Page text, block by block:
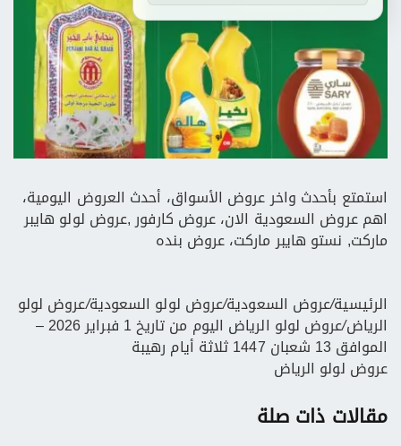
استمتع بأحدث واخر عروض الأسواق، أحدث العروض اليومية،
اهم عروض السعودية الان، عروض كارفور ,عروض لولو هايبر
ماركت, نستو هايبر ماركت، عروض بنده
الرئيسية/عروض السعودية/عروض لولو السعودية/عروض لولو
الرياض/ عروض لولو الرياض اليوم من تاريخ 1 فبراير 2026 –
الموافق 13 شعبان 1447 ثلاثة أيام رهيبة
عروض لولو الرياض
مقالات ذات صلة